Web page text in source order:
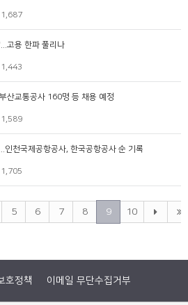
1,687
고용 한파 풀리나
1,443
산교통공사 160명 등 채용 예정
1,589
천국제공항공사, 한국공항공사 순 기록
1,705
5 6 7 8 9 10
호정책 이메일 무단수집거부